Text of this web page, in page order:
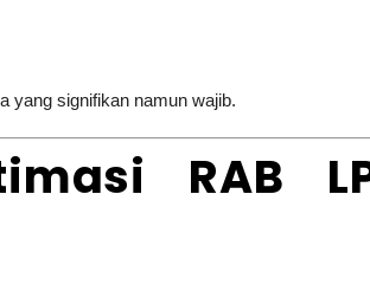
yang signifikan namun wajib.
RAB